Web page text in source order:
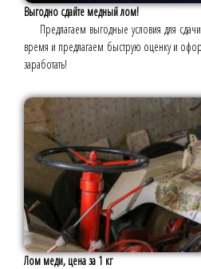
Выгодно сдайте медный лом!
Предлагаем выгодные условия для
время и предлагаем быструю оценку и
заработать!
Лом меди, цена за 1 кг